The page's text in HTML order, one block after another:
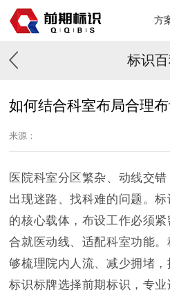
方
标识
如何结合科室布局合理
来源：
医院科室分区繁杂、动线交
出现迷路、找科难的问题。
的核心载体，布设工作必须
合就医动线、适配科室功能
够梳理院内人流、减少拥堵
标识标牌选择前期标识，专